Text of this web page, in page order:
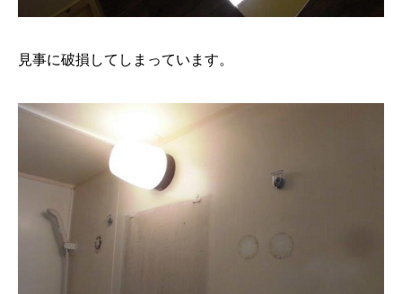
見事に破損してしまっています。